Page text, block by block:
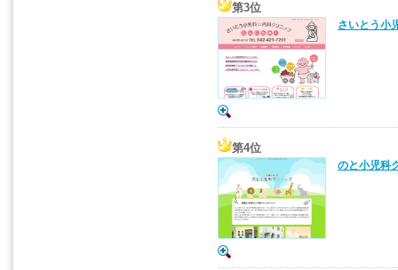
第3位
さいとう小
第4位
のと小児科